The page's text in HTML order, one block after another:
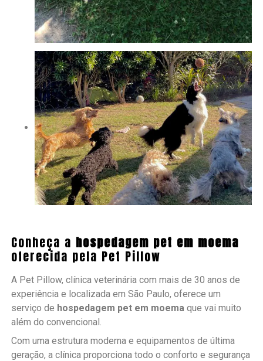
Conheça a hospedagem pet em moema
oferecida pela Pet Pillow
A Pet Pillow, clínica veterinária com mais de 30 anos de
experiência e localizada em São Paulo, oferece um
serviço de hospedagem pet em moema que vai muito
além do convencional.
Com uma estrutura moderna e equipamentos de última
geração, a clínica proporciona todo o conforto e segurança